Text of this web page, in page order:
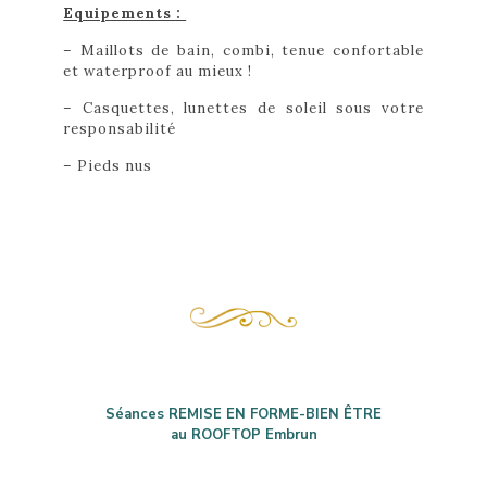
Equipements :
– Maillots de bain, combi, tenue confortable
et waterproof au mieux !
– Casquettes, lunettes de soleil sous votre
responsabilité
– Pieds nus
Séances REMISE EN FORME-BIEN ÊTRE
au ROOFTOP Embrun